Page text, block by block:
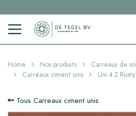
Cliquez ici et trouvez votre
Home Nos produits
Carreaux de sol
Carreaux ciment unis
Uni 4.2
Tous Carreaux ciment unis